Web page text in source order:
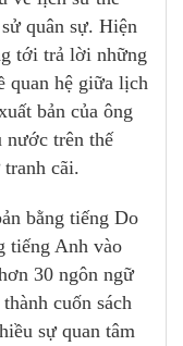
quân sự. Hiện
tới trả lời những
quan hệ giữa lịch
bản của ông
nước trên thế
cãi.
bằng tiếng Do
tiếng Anh vào
30 ngôn ngữ
cuốn sách
sự quan tâm